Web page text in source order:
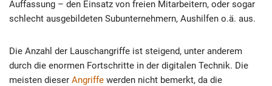
Auffassung – den Einsatz von freien Mitarbeitern, oder sogar
schlecht ausgebildeten Subunternehmern, Aushilfen o.ä. aus.
Die Anzahl der Lauschangriffe ist steigend, unter anderem
durch die enormen Fortschritte in der digitalen Technik. Die
meisten dieser Angriffe werden nicht bemerkt, da die